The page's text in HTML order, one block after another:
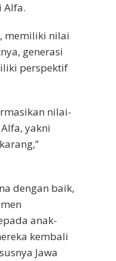
Alfa.
memiliki nilai
generasi
perspektif
nilai-
yakni
dengan baik,
anak-
kembali
Jawa